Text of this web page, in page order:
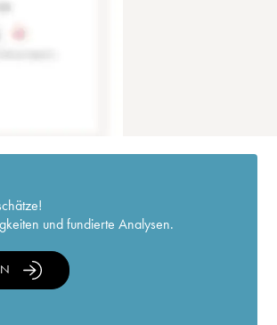
und fundierte Analysen.